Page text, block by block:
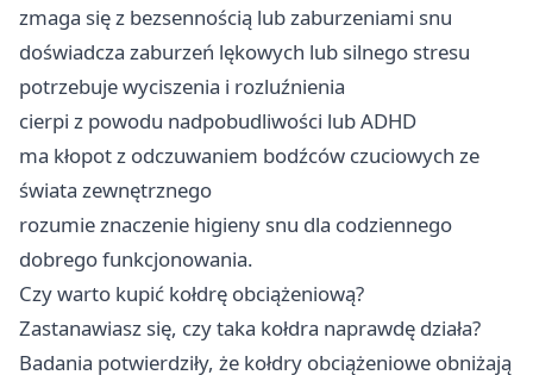
zmaga się z bezsennością lub zaburzeniami snu
doświadcza zaburzeń lękowych lub silnego stresu
potrzebuje wyciszenia i rozluźnienia
cierpi z powodu nadpobudliwości lub ADHD
ma kłopot z odczuwaniem bodźców czuciowych ze
świata zewnętrznego
rozumie znaczenie higieny snu dla codziennego
dobrego funkcjonowania.
Czy warto kupić kołdrę obciążeniową?
Zastanawiasz się, czy taka kołdra naprawdę działa?
Badania potwierdziły, że kołdry obciążeniowe obniżają